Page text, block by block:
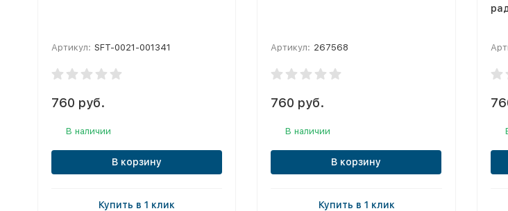
Артикул: SFT-0021-001341
760 руб.
В наличии
В корзину
Купить в 1 клик
Артикул: 267568
760 руб.
В наличии
В корзину
Купить в 1 клик